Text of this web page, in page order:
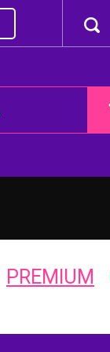
PREMIUM